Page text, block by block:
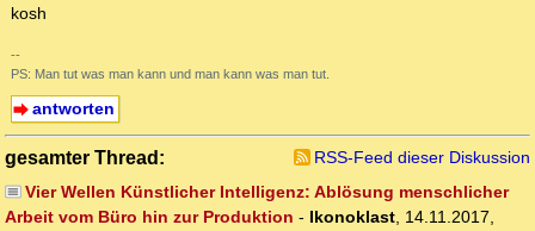
kosh
--
PS: Man tut was man kann und man kann was man tut.
antworten
gesamter Thread:
RSS-Feed dieser Diskussion
Vier Wellen Künstlicher Intelligenz: Ablösung menschlicher
Arbeit vom Büro hin zur Produktion - Ikonoklast, 14.11.2017,